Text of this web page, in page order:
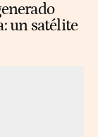
un satélite